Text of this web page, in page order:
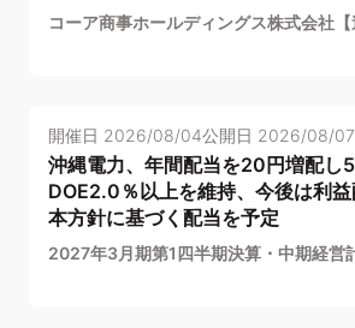
コーア商事ホールディングス株式会社【
開催日 2026/08/04公開日 2026/08/07
沖縄電力、年間配当を20円増配
DOE2.0％以上を維持、今後は利
本方針に基づく配当を予定
2027年3月期第1四半期決算・中期経営